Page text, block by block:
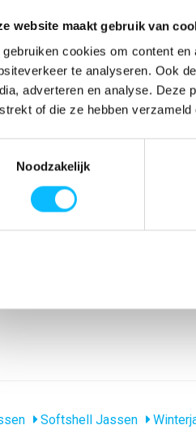
website maakt gebruik van
gebruiken cookies om content
te analyseren. Ook
adverteren en analyse. Deze
of die ze hebben
Noodzakelijk
stretchstof met laag gewicht
wind- en waterdicht.
inwendige windvanger.
de capuchon zijn voorzien van
kraag. Binnenzakken.
Ergonomisch
bewegingsvrijheid. Elastische
in windvanger) bij de pols.
de mouwen. Verlengde rug.
Softshell Jassen